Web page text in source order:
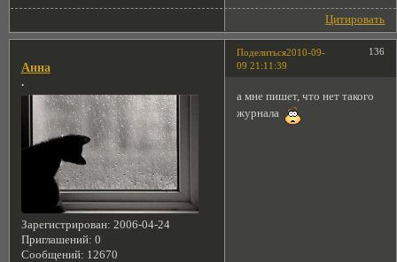
Цитировать
Поделиться 136
2010-09-
09 21:11:39
Анна
.
Зарегистрирован: 2006-04-24
Приглашений: 0
Сообщений: 12670
а мне пишет, что нет такого
журнала